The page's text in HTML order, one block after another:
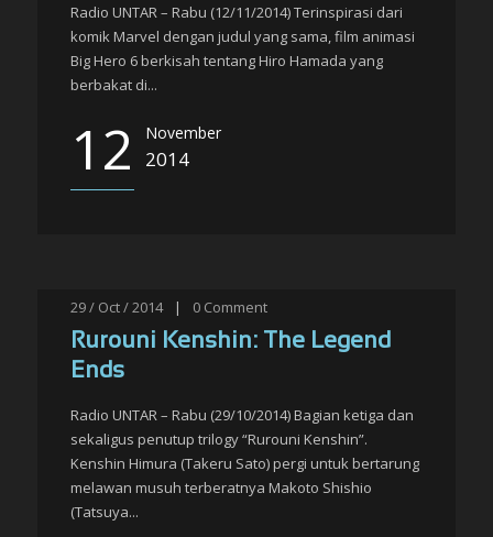
Radio UNTAR – Rabu (12/11/2014) Terinspirasi dari
komik Marvel dengan judul yang sama, film animasi
Big Hero 6 berkisah tentang Hiro Hamada yang
berbakat di...
12 November
2014
29 / Oct / 2014 | 0 Comment
Rurouni Kenshin: The Legend
Ends
Radio UNTAR – Rabu (29/10/2014) Bagian ketiga dan
sekaligus penutup trilogy “Rurouni Kenshin”.
Kenshin Himura (Takeru Sato) pergi untuk bertarung
melawan musuh terberatnya Makoto Shishio
(Tatsuya...